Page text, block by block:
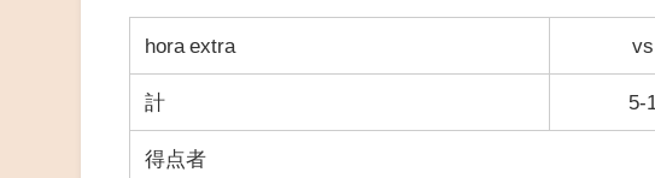
hora extra vs
計 5-1
得点者